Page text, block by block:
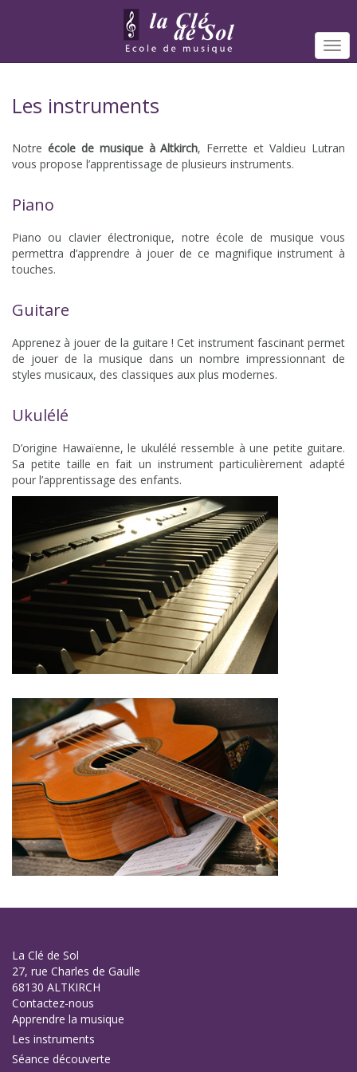
Les instruments
Notre école de musique à Altkirch, Ferrette et Valdieu Lutran
vous propose l’apprentissage de plusieurs instruments.
Piano
Piano ou clavier électronique, notre école de musique vous
permettra d’apprendre à jouer de ce magnifique instrument à
touches.
Guitare
Apprenez à jouer de la guitare ! Cet instrument fascinant permet
de jouer de la musique dans un nombre impressionnant de
styles musicaux, des classiques aux plus modernes.
Ukulélé
D’origine Hawaïenne, le ukulélé ressemble à une petite guitare.
Sa petite taille en fait un instrument particulièrement adapté
pour l’apprentissage des enfants.
La Clé de Sol
27, rue Charles de Gaulle
68130 ALTKIRCH
Contactez-nous
Apprendre la musique
Les instruments
Séance découverte